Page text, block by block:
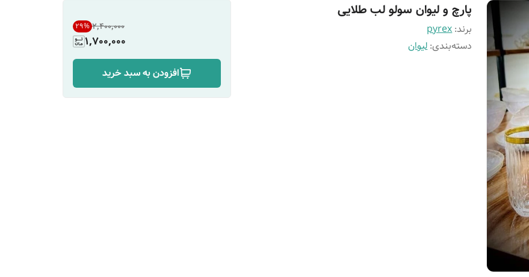
پارچ و لیوان سولو لب طلایی
برند:pyrex
دسته‌بندی:لیوان
۲٬۴۰۰٬۰۰۰ 29%
1,700,000
افزودن به سبد خرید